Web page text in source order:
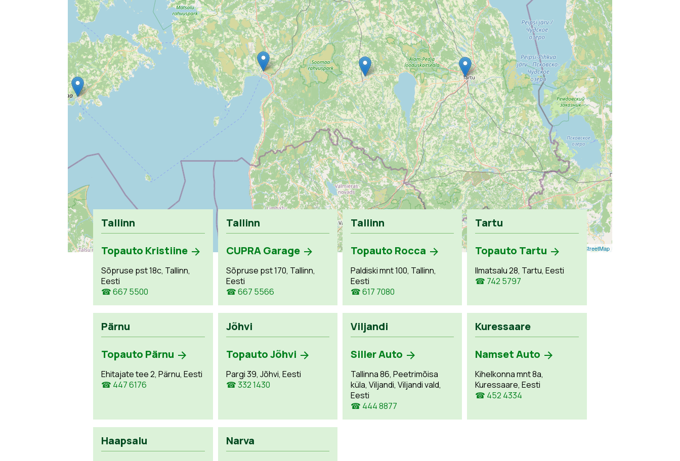
Leaflet OpenStreetMap
Tallinn
Topauto Kristiine
Sõpruse pst 18c, Tallinn,
Eesti
☎ 667 5500
Tallinn
CUPRA Garage
Sõpruse pst 170, Tallinn,
Eesti
☎ 667 5566
Tallinn
Topauto Rocca
Paldiski mnt 100, Tallinn,
Eesti
☎ 617 7080
Tartu
Topauto Tartu
Ilmatsalu 28, Tartu, Eesti
☎ 742 5797
Pärnu
Topauto Pärnu
Ehitajate tee 2, Pärnu, Eesti
☎ 447 6176
Jõhvi
Topauto Jõhvi
Pargi 39, Jõhvi, Eesti
☎ 332 1430
Viljandi
Siller Auto
Tallinna 86, Peetrimõisa
küla, Viljandi, Viljandi vald,
Eesti
☎ 444 8877
Kuressaare
Namset Auto
Kihelkonna mnt 8a,
Kuressaare, Eesti
☎ 452 4334
Haapsalu Narva